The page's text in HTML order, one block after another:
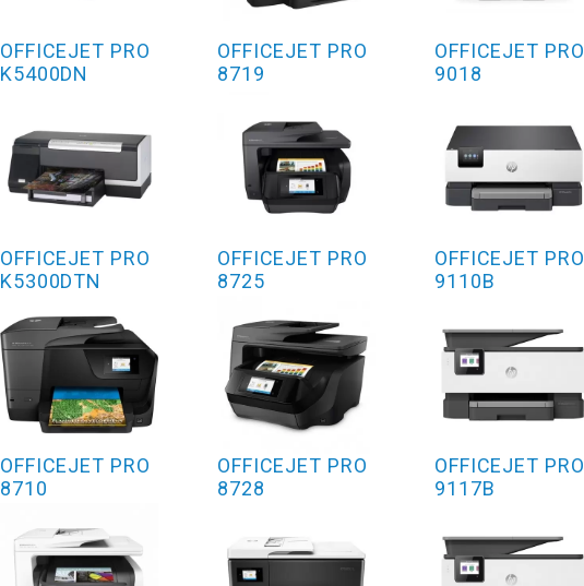
OFFICEJET PRO
K5400DN
OFFICEJET PRO
K5300DTN
OFFICEJET PRO
8710
OFFICEJET PRO
8719
OFFICEJET PRO
8725
OFFICEJET PRO
8728
OFFICEJET PRO
9018
OFFICEJET PRO
9110B
OFFICEJET PRO
9117B